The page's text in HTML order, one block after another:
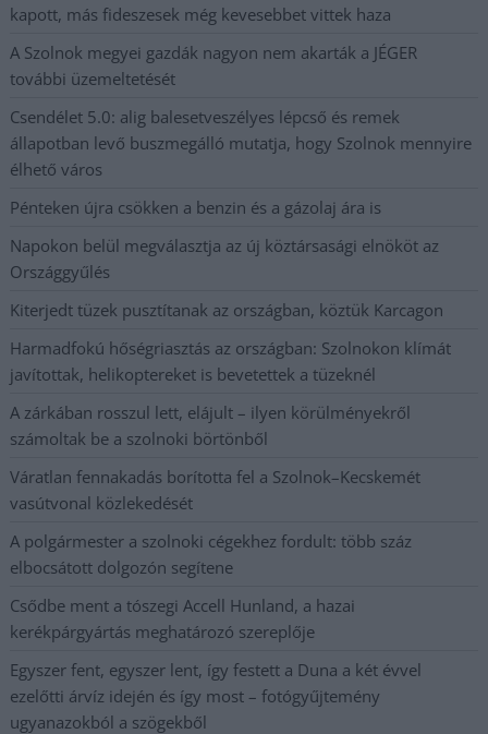
kapott, más fideszesek még kevesebbet vittek haza
A Szolnok megyei gazdák nagyon nem akarták a JÉGER
további üzemeltetését
Csendélet 5.0: alig balesetveszélyes lépcső és remek
állapotban levő buszmegálló mutatja, hogy Szolnok mennyire
élhető város
Pénteken újra csökken a benzin és a gázolaj ára is
Napokon belül megválasztja az új köztársasági elnököt az
Országgyűlés
Kiterjedt tüzek pusztítanak az országban, köztük Karcagon
Harmadfokú hőségriasztás az országban: Szolnokon klímát
javítottak, helikoptereket is bevetettek a tüzeknél
A zárkában rosszul lett, elájult – ilyen körülményekről
számoltak be a szolnoki börtönből
Váratlan fennakadás borította fel a Szolnok–Kecskemét
vasútvonal közlekedését
A polgármester a szolnoki cégekhez fordult: több száz
elbocsátott dolgozón segítene
Csődbe ment a tószegi Accell Hunland, a hazai
kerékpárgyártás meghatározó szereplője
Egyszer fent, egyszer lent, így festett a Duna a két évvel
ezelőtti árvíz idején és így most – fotógyűjtemény
ugyanazokból a szögekből